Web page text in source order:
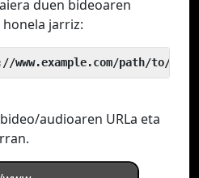
duen bideoaren
jarriz:
www.example.com/path/to/
audioaren URLa eta